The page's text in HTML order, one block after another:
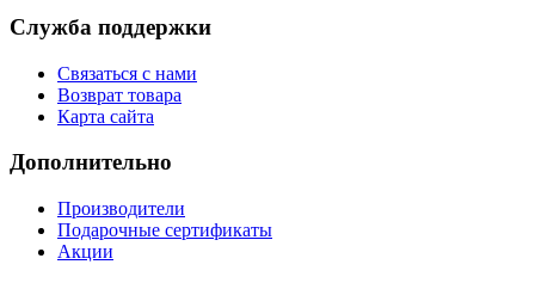
Служба поддержки
Связаться с нами
Возврат товара
Карта сайта
Дополнительно
Производители
Подарочные сертификаты
Акции